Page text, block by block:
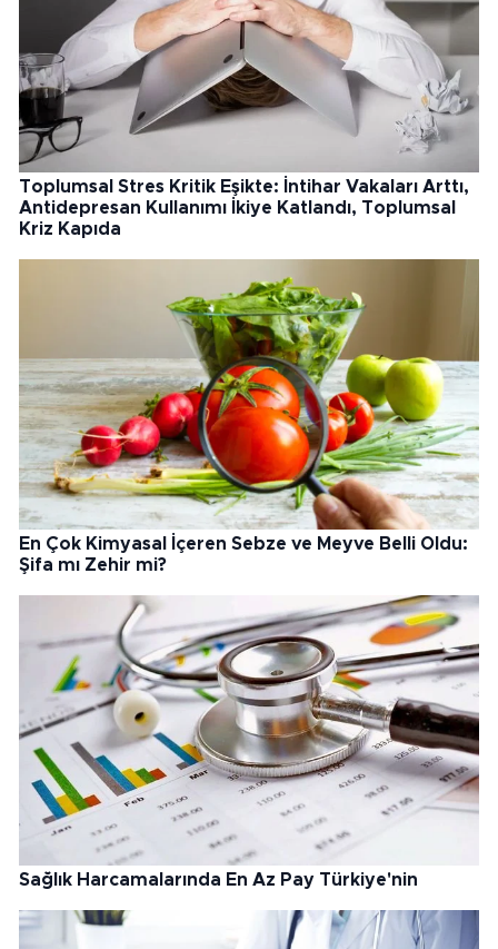
Toplumsal Stres Kritik Eşikte: İntihar Vakaları Arttı,
Antidepresan Kullanımı İkiye Katlandı, Toplumsal
Kriz Kapıda
En Çok Kimyasal İçeren Sebze ve Meyve Belli Oldu:
Şifa mı Zehir mi?
Sağlık Harcamalarında En Az Pay Türkiye'nin